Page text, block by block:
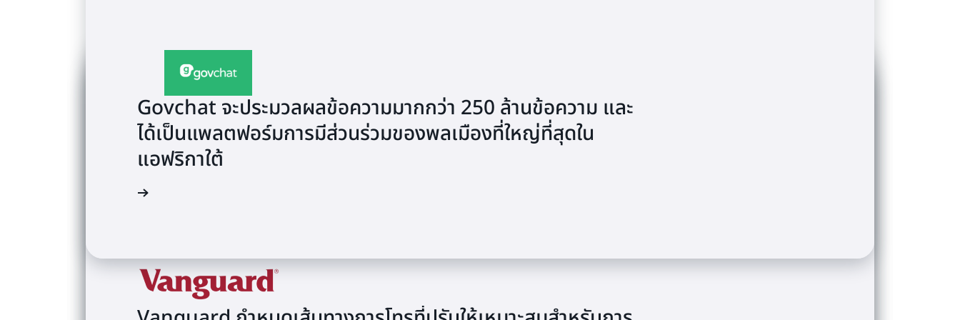
Govchat จะประมวลผลข้อความมากกว่า 250 ล้านข้อความ และ
ได้เป็นแพลตฟอร์มการมีส่วนร่วมของพลเมืองที่ใหญ่ที่สุดใน
แอฟริกาใต้